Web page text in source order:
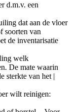
d.m.v. een
dat aan de vloer
soorten van
de inventarisatie
welk
De mate waarin
sterkte van het |
wilt reinigen: